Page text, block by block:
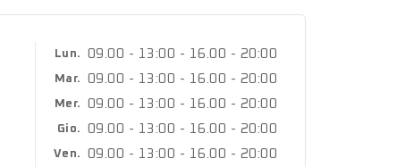
Lun. 09.00 - 13:00 - 16.00 - 20:00
Mar. 09.00 - 13:00 - 16.00 - 20:00
Mer. 09.00 - 13:00 - 16.00 - 20:00
Gio. 09.00 - 13:00 - 16.00 - 20:00
Ven. 09.00 - 13:00 - 16.00 - 20:00